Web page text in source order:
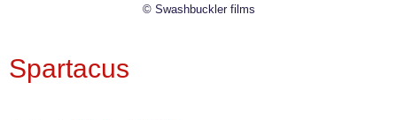
© Swashbuckler films
Spartacus